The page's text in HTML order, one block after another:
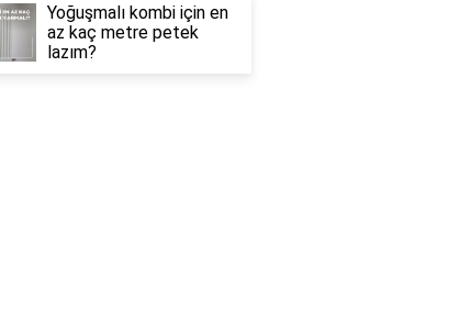
Yoğuşmalı kombi için en
az kaç metre petek
lazım?